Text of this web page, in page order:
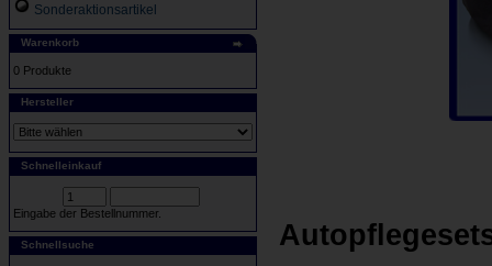
Sonderaktionsartikel
Warenkorb
0 Produkte
Hersteller
Schnelleinkauf
Eingabe der Bestellnummer.
Schnellsuche